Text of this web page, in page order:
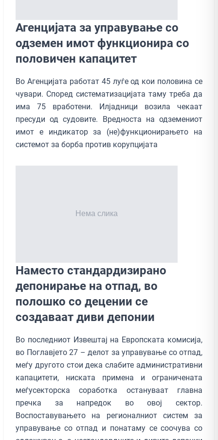
Агенцијата за управување со
одземен имот функционира со
половичен капацитет
Во Агенцијата работат 45 луѓе од кои половина се
чувари. Според систематизацијата таму треба да
има 75 вработени. Илјадници возила чекаат
пресуди од судовите. Вредноста на одземениот
имот е индикатор за (не)функционирањето на
системот за борба против корупцијата
Наместо стандардизирано
депонирање на отпад, во
полошко со децении се
создаваат диви депонии
Во последниот Извештај на Европската комисија,
во Поглавјето 27 – делот за управување со отпад,
меѓу другото стои дека слабите административни
капацитети, ниската примена и ограничената
меѓусекторска соработка остануваат главна
пречка за напредок во овој сектор.
Воспоставувањето на регионалниот систем за
управување со отпад и понатаму се соочува со